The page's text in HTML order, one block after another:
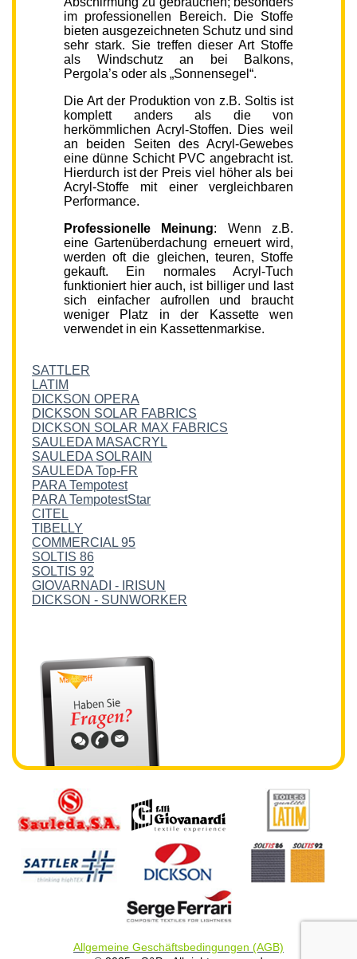
im professionellen Bereich. Die Stoffe
bieten ausgezeichneten Schutz und sind
sehr stark. Sie treffen dieser Art Stoffe
als Windschutz an bei Balkons,
Pergola’s oder als „Sonnensegel“.
Die Art der Produktion von z.B. Soltis ist
komplett anders als die von
herkömmlichen Acryl-Stoffen. Dies weil
an beiden Seiten des Acryl-Gewebes
eine dünne Schicht PVC angebracht ist.
Hierdurch ist der Preis viel höher als bei
Acryl-Stoffe mit einer vergleichbaren
Performance.
Professionelle Meinung: Wenn z.B.
eine Gartenüberdachung erneuert wird,
werden oft die gleichen, teuren, Stoffe
gekauft. Ein normales Acryl-Tuch
funktioniert hier auch, ist billiger und last
sich einfacher aufrollen und braucht
weniger Platz in der Kassette wen
verwendet in ein Kassettenmarkise.
SATTLER
LATIM
DICKSON OPERA
DICKSON SOLAR FABRICS
DICKSON SOLAR MAX FABRICS
SAULEDA MASACRYL
SAULEDA SOLRAIN
SAULEDA Top-FR
PARA Tempotest
PARA TempotestStar
CITEL
TIBELLY
COMMERCIAL 95
SOLTIS 86
SOLTIS 92
GIOVARNADI - IRISUN
DICKSON - SUNWORKER
Allgemeine Geschäftsbedingungen (AGB)